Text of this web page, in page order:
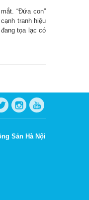
“Đứa con”
tranh hiệu
tọa lạc có
Sản Hà Nội